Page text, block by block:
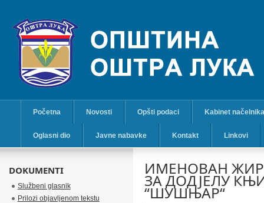
Početna Novosti Opšti podaci Kabinet načelnika
Oglasni dio Javne nabavke Kontakt Linkovi
ИМЕНОВАН
ЗА ДОДЈЕЛУ
“ШУШЊАР“
DOKUMENTI
Službeni glasnik
Prilozi objavljenom tekstu